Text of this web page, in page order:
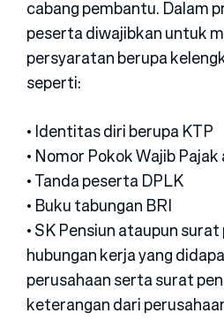
cabang pembantu. Dalam
peserta diwajibkan untuk
persyaratan berupa
seperti:
• Identitas diri berupa KTP
• Nomor Pokok Wajib
• Tanda peserta DPLK
• Buku tabungan BRI
• SK Pensiun ataupun
hubungan kerja yang
perusahaan serta surat
keterangan dari